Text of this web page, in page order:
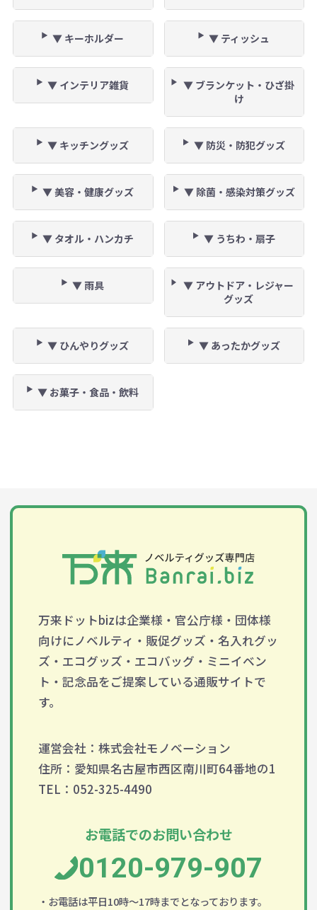
▼ キーホルダー ▼ ティッシュ
▼ インテリア雑貨
▼ ブランケット・ひざ掛
け
▼ キッチングッズ ▼ 防災・防犯グッズ
▼ 美容・健康グッズ ▼ 除菌・感染対策グッズ
▼ タオル・ハンカチ ▼ うちわ・扇子
▼ 雨具
▼ アウトドア・レジャー
グッズ
▼ ひんやりグッズ ▼ あったかグッズ
▼ お菓子・食品・飲料
万来ドットbizは企業様・官公庁様・団体様
向けにノベルティ・販促グッズ・名入れグッ
ズ・エコグッズ・エコバッグ・ミニイベン
ト・記念品をご提案している通販サイトで
す。
運営会社：株式会社モノベーション
住所：愛知県名古屋市西区南川町64番地の1
TEL：052-325-4490
お電話でのお問い合わせ
0120-979-907
・お電話は平日10時～17時までとなっております。